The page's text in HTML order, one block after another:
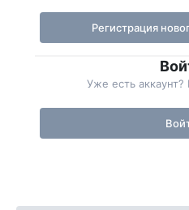
Регистрация
Уже есть аккаунт?